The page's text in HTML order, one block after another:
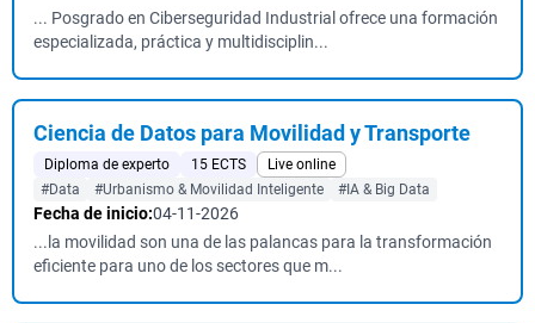
... Posgrado en Ciberseguridad Industrial ofrece una formación
especializada, práctica y multidisciplin...
Ciencia de Datos para Movilidad y Transporte
Diploma de experto 15 ECTS
Live online
#Data
#Urbanismo & Movilidad Inteligente #IA & Big Data
Fecha de inicio:04-11-2026
...la movilidad son una de las palancas para la transformación
eficiente para uno de los sectores que m...